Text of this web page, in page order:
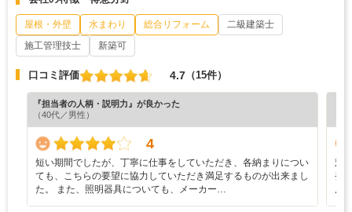
屋根・外壁 水まわり 総合リフォーム
二級建築士
施工管理技士
新築可
口コミ評価 4.7 （15件）
『担当者の人柄・説明力』が良かった
（40代／男性）
4
短い期間でしたが、丁寧に仕事をしていただき、各納まりについ
ても、こちらの要望に協力していただき満足するものが出来まし
た。 また、照明器具についても、メーカー…
対
発